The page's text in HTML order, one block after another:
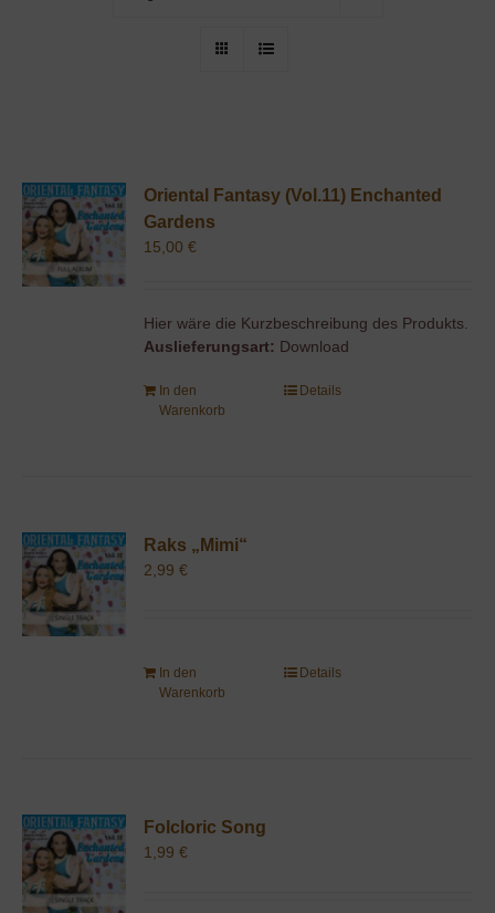
Oriental Fantasy (Vol.11) Enchanted
Gardens
15,00€
Hier wäre die Kurzbeschreibung des Produkts.
Auslieferungsart: Download
In den
Warenkorb
Details
Raks „Mimi“
2,99€
In den
Warenkorb
Details
Folcloric Song
1,99€